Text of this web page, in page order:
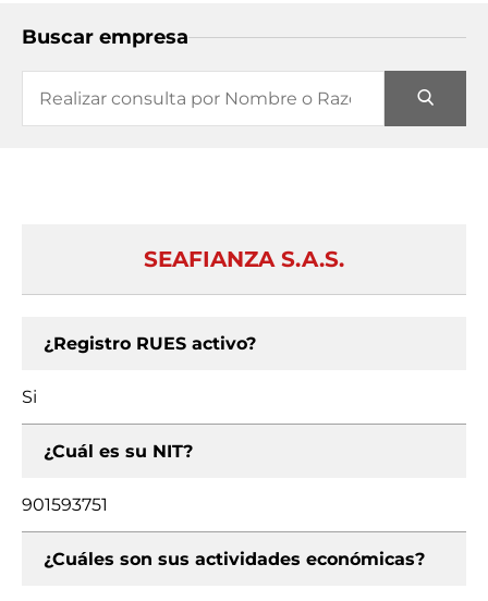
Buscar empresa
SEAFIANZA S.A.S.
¿Registro RUES activo?
Si
¿Cuál es su NIT?
901593751
¿Cuáles son sus actividades económicas?